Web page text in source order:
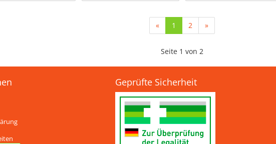
« 1 2 »
Seite 1 von 2
Geprüfte Sicherheit